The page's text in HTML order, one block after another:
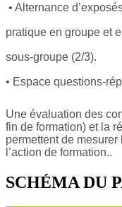
• Alternance
sous-groupe (2/3).
Une évaluation des
fin de formation) et la
permettent de
l’action de formation..
SCHÉMA DU